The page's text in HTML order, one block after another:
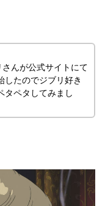
んが公式サイトにて
したのでジブリ好き
タペタしてみまし